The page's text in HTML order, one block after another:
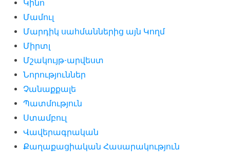
Կինո
Մամուլ
Մարդիկ սահմաններից այն Կողմ
Միրտլ
Մշակույթ-արվեստ
Նորություններ
Չանաքքալե
Պատմություն
Ստամբուլ
Վավերագրական
Քաղաքացիական Հասարակություն